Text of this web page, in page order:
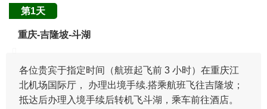
第1天
重庆-吉隆坡-斗湖
各位贵宾于指定时间（航班起飞前 3 小时）在重庆江
北机场国际厅， 办理出境手续.搭乘航班飞往吉隆坡；
抵达后办理入境手续后转机飞斗湖，乘车前往酒店。